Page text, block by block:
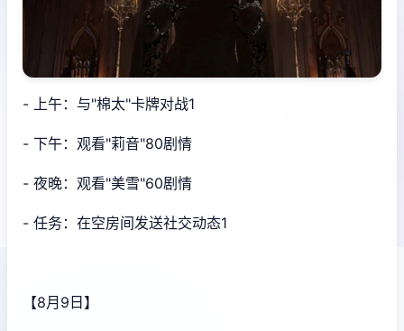
- 上午：与"棉太"卡牌对战1
- 下午：观看"莉音"80剧情
- 夜晚：观看"美雪"60剧情
- 任务：在空房间发送社交动态1
【8月9日】